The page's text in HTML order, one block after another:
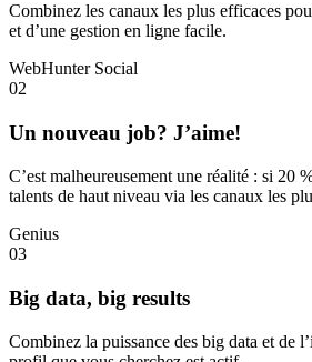
Combinez les canaux les plus efficaces
et d’une gestion en ligne facile.
WebHunter Social
02
Un nouveau job? J’aime!
C’est malheureusement une réalité : si 20
talents de haut niveau via les canaux les
Genius
03
Big data, big results
Combinez la puissance des big data et de